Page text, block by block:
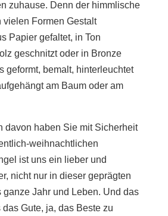
zuhause. Denn der himmlische
vielen Formen Gestalt
Papier gefaltet, in Ton
geschnitzt oder in Bronze
geformt, bemalt, hinterleuchtet
am Baum oder am
davon haben Sie mit Sicherheit
weihnachtlichen
ist uns ein lieber und
nicht nur in dieser geprägten
ganze Jahr und Leben. Und das
Gute, ja, das Beste zu